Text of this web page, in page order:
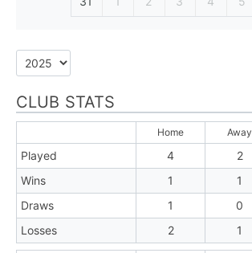
CLUB STATS
Home Away
Played 4 2
Wins
1 1
Draws
1 0
Losses
2 1